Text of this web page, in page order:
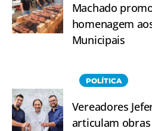
Machado
homenagem
Municipais
POLÍTICA
Vereadores
articulam